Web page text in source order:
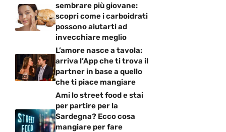
sembrare più giovane:
scopri come i carboidrati
possono aiutarti ad
invecchiare meglio
L’amore nasce a tavola:
arriva l’App che ti trova il
partner in base a quello
che ti piace mangiare
Ami lo street food e stai
per partire per la
Sardegna? Ecco cosa
mangiare per fare